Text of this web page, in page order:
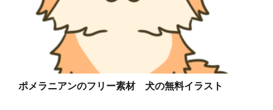
ポメラニアンのフリー素材 犬の無料イラスト